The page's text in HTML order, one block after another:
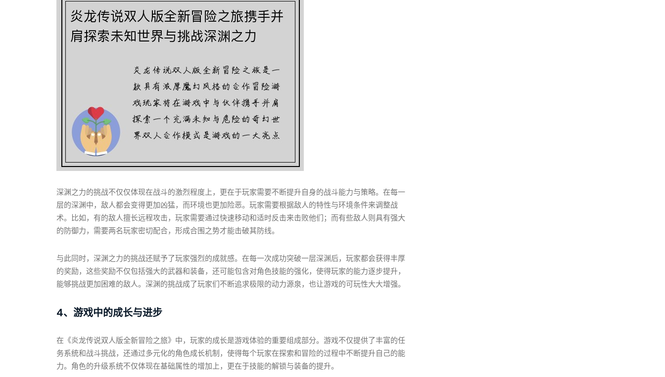
深渊之力的挑战不仅仅体现在战斗的激烈程度上，更在于玩家需要不断提升自身的战斗能力与策略。在每一
层的深渊中，敌人都会变得更加凶猛，而环境也更加险恶。玩家需要根据敌人的特性与环境条件来调整战
术。比如，有的敌人擅长远程攻击，玩家需要通过快速移动和适时反击来击败他们；而有些敌人则具有强大
的防御力，需要两名玩家密切配合，形成合围之势才能击破其防线。
与此同时，深渊之力的挑战还赋予了玩家强烈的成就感。在每一次成功突破一层深渊后，玩家都会获得丰厚
的奖励，这些奖励不仅包括强大的武器和装备，还可能包含对角色技能的强化，使得玩家的能力逐步提升，
能够挑战更加困难的敌人。深渊的挑战成了玩家们不断追求极限的动力源泉，也让游戏的可玩性大大增强。
4、游戏中的成长与进步
在《炎龙传说双人版全新冒险之旅》中，玩家的成长是游戏体验的重要组成部分。游戏不仅提供了丰富的任
务系统和战斗挑战，还通过多元化的角色成长机制，使得每个玩家在探索和冒险的过程中不断提升自己的能
力。角色的升级系统不仅体现在基础属性的增加上，更在于技能的解锁与装备的提升。